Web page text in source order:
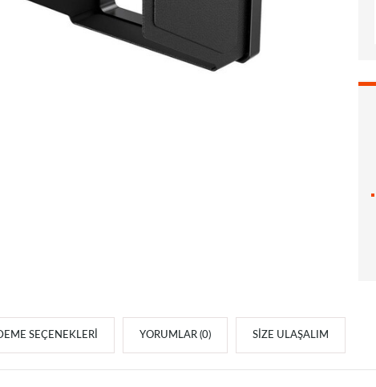
SEÇENEKLERI YORUMLAR (0) SIZE ULAŞALIM